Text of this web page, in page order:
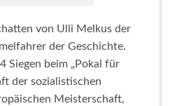
von Ulli Melkus der
der Geschichte.
Siegen beim „Pokal für
der sozialistischen
Meisterschaft,